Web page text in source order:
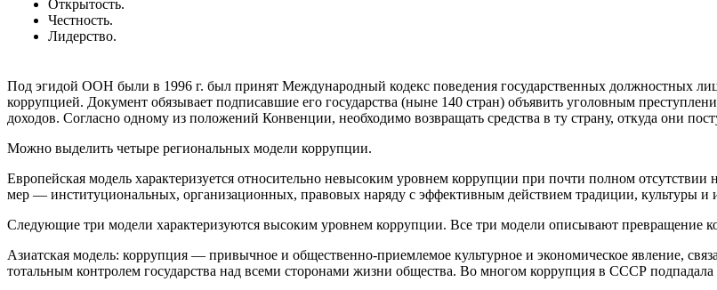
Открытость.
Честность.
Лидерство.
Под эгидой ООН были в 1996 г. был принят Международный кодекс поведения государственных должностных
коррупцией. Документ обязывает подписавшие его государства (ныне 140 стран) объявить уголовным
доходов. Согласно одному из положений Конвенции, необходимо возвращать средства в ту страну, откуда они
Можно выделить четыре региональных модели коррупции.
Европейская модель характеризуется относительно невысоким уровнем коррупции при почти полном
мер — институциональных, организационных, правовых наряду с эффективным действием традиции, культуры и
Следующие три модели характеризуются высоким уровнем коррупции. Все три модели описывают превращение
Азиатская модель: коррупция — привычное и общественно-приемлемое культурное и экономическое явление,
тотальным контролем государства над всеми сторонами жизни общества. Во многом коррупция в СССР подпадала